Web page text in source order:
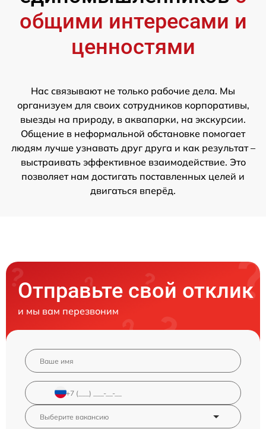
общими интересами и
ценностями
Нас связывают не только рабочие дела. Мы
организуем для своих сотрудников корпоративы,
выезды на природу, в аквапарки, на экскурсии.
Общение в неформальной обстановке помогает
людям лучше узнавать друг друга и как результат –
выстраивать эффективное взаимодействие. Это
позволяет нам достигать поставленных целей и
двигаться вперёд.
Отправьте свой отклик
и мы вам перезвоним